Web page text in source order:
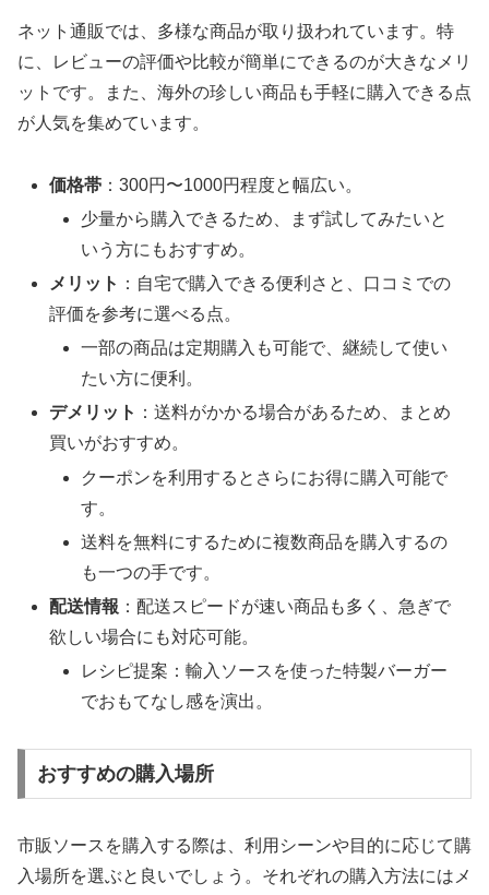
ネット通販では、多様な商品が取り扱われています。特
に、レビューの評価や比較が簡単にできるのが大きなメリ
ットです。また、海外の珍しい商品も手軽に購入できる点
が人気を集めています。
価格帯 ：300円〜1000円程度と幅広い。
少量から購入できるため、まず試してみたいと
いう方にもおすすめ。
メリット ：自宅で購入できる便利さと、口コミでの
評価を参考に選べる点。
一部の商品は定期購入も可能で、継続して使い
たい方に便利。
デメリット ：送料がかかる場合があるため、まとめ
買いがおすすめ。
クーポンを利用するとさらにお得に購入可能で
す。
送料を無料にするために複数商品を購入するの
も一つの手です。
配送情報 ：配送スピードが速い商品も多く、急ぎで
欲しい場合にも対応可能。
レシピ提案：輸入ソースを使った特製バーガー
でおもてなし感を演出。
おすすめの購入場所
市販ソースを購入する際は、利用シーンや目的に応じて購
入場所を選ぶと良いでしょう。それぞれの購入方法にはメ